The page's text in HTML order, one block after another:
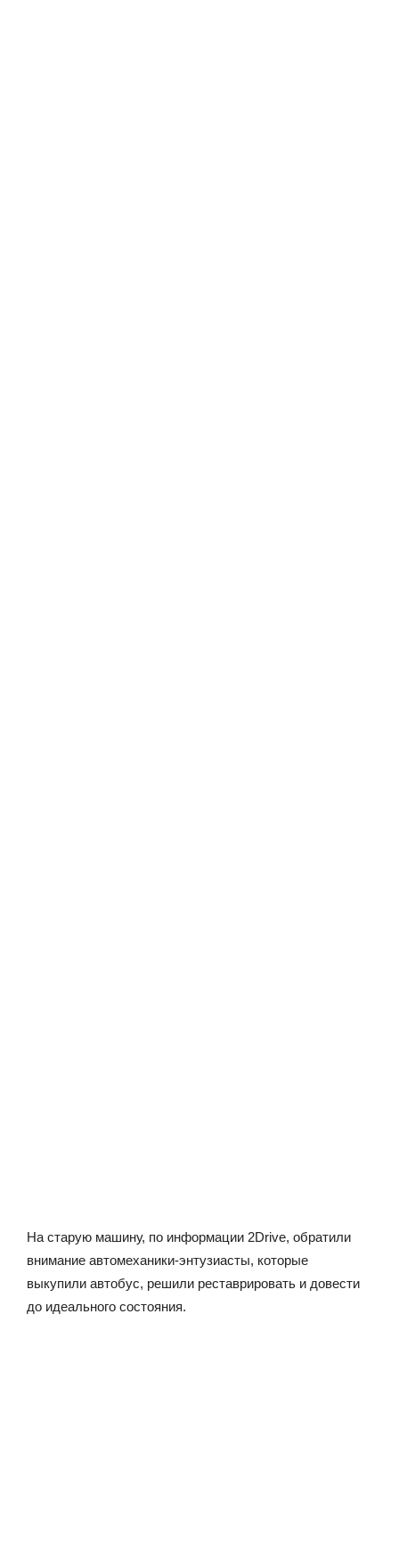
На старую машину, по информации 2Drive, обратили
внимание автомеханики-энтузиасты, которые
выкупили автобус, решили реставрировать и довести
до идеального состояния.